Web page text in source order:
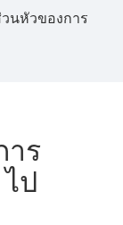
วนหัวของการ
ร
ป